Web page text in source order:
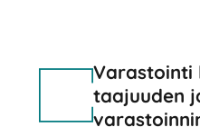
Varastointi
taajuuden